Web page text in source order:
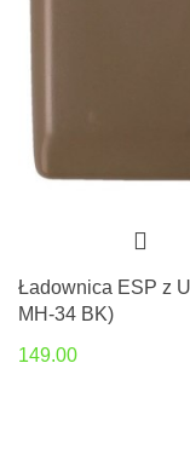
Ładownica ESP z
MH-34 BK)
149.00